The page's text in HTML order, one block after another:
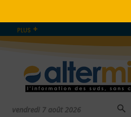
PLUS
vendredi 7 août 2026